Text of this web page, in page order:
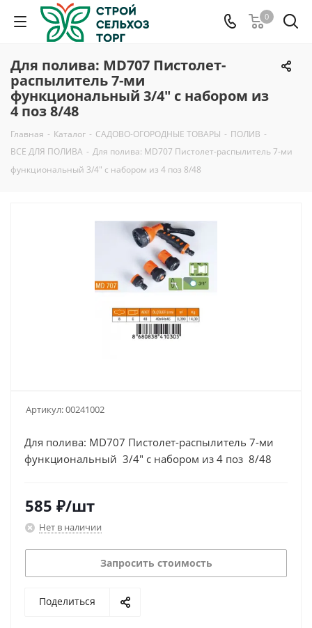
0
Для полива: MD707 Пистолет-
распылитель 7-ми
функциональный 3/4" с набором из
4 поз 8/48
Главная - Каталог - САДОВО-ОГОРОДНЫЕ ТОВАРЫ - ПОЛИВ -
ВСЕ ДЛЯ ПОЛИВА - Для полива: MD707 Пистолет-распылитель 7-ми
функциональный 3/4" с набором из 4 поз 8/48
Артикул:00241002
Для полива: MD707 Пистолет-распылитель 7-ми
функциональный 3/4" с набором из 4 поз 8/48
585 ₽/шт
Нет в наличии
Запросить стоимость
Поделиться